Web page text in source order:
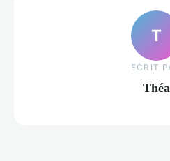
T
ECRIT
Théa